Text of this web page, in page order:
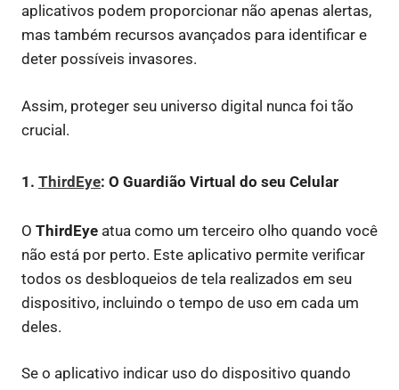
aplicativos podem proporcionar não apenas alertas,
mas também recursos avançados para identificar e
deter possíveis invasores.
Assim, proteger seu universo digital nunca foi tão
crucial.
1. ThirdEye: O Guardião Virtual do seu Celular
O ThirdEye atua como um terceiro olho quando você
não está por perto. Este aplicativo permite verificar
todos os desbloqueios de tela realizados em seu
dispositivo, incluindo o tempo de uso em cada um
deles.
Se o aplicativo indicar uso do dispositivo quando